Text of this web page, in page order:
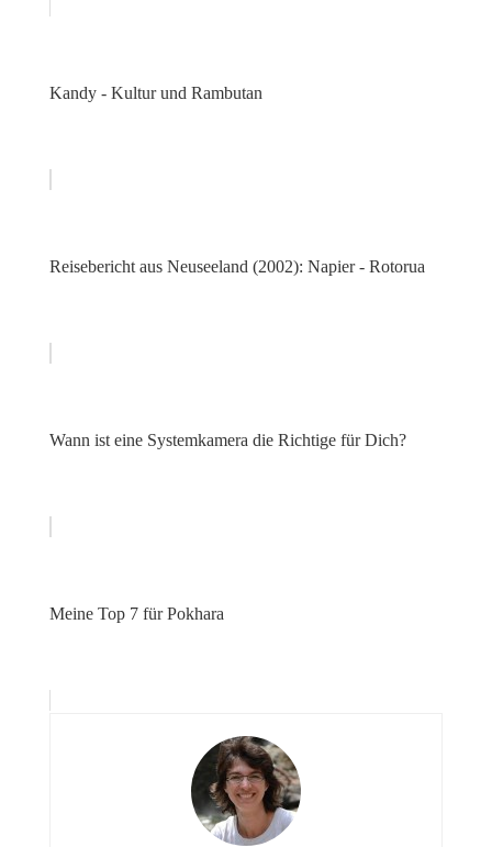
Kandy - Kultur und Rambutan
Reisebericht aus Neuseeland (2002): Napier - Rotorua
Wann ist eine Systemkamera die Richtige für Dich?
Meine Top 7 für Pokhara